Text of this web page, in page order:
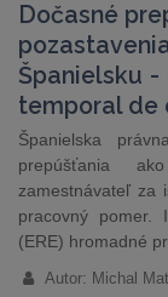
Dočasné
Španielsku
temporal de
Španielska
prepúšťania
zamestnávateľ za
pracovný pomer.
(ERE) hromadné
Autor: Michal